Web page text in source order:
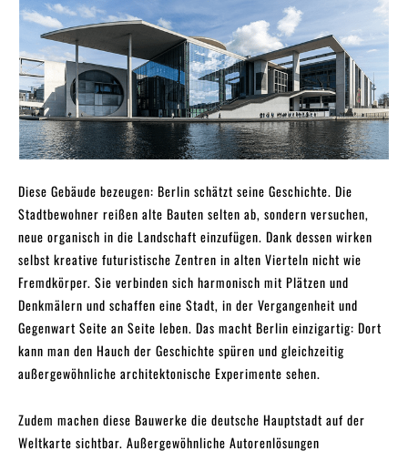
Diese Gebäude bezeugen: Berlin schätzt seine Geschichte. Die
Stadtbewohner reißen alte Bauten selten ab, sondern versuchen,
neue organisch in die Landschaft einzufügen. Dank dessen wirken
selbst kreative futuristische Zentren in alten Vierteln nicht wie
Fremdkörper. Sie verbinden sich harmonisch mit Plätzen und
Denkmälern und schaffen eine Stadt, in der Vergangenheit und
Gegenwart Seite an Seite leben. Das macht Berlin einzigartig: Dort
kann man den Hauch der Geschichte spüren und gleichzeitig
außergewöhnliche architektonische Experimente sehen.
Zudem machen diese Bauwerke die deutsche Hauptstadt auf der
Weltkarte sichtbar. Außergewöhnliche Autorenlösungen